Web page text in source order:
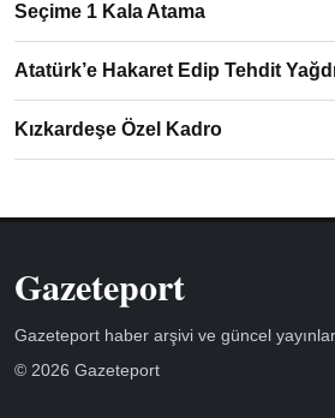
Seçime 1 Kala Atama
Atatürk’e Hakaret Edip Tehdit
Kızkardeşe Özel Kadro
Gazeteport
Gazeteport haber arşivi ve güncel
© 2026 Gazeteport